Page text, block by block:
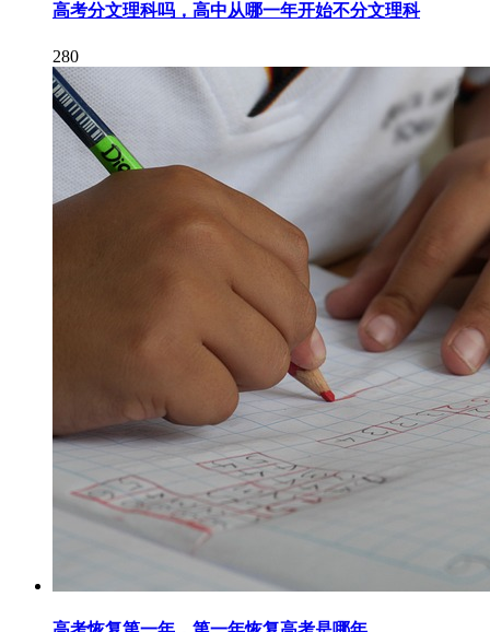
高考分文理科吗，高中从哪一年开始不分文理科
280